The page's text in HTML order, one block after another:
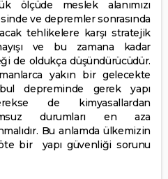
ölçüde meslek alanımızı
ve depremler sonrasında
tehlikelere karşı stratejik
ve bu zamana kadar
de oldukça düşündürücüdür.
yakın bir gelecekte
depreminde gerek yapı
de kimyasallardan
durumları en aza
Bu anlamda ülkemizin
bir yapı güvenliği sorunu